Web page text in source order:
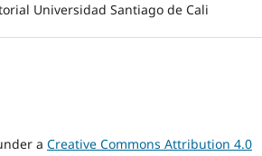
Universidad Santiago de Cali
a Creative Commons Attribution 4.0